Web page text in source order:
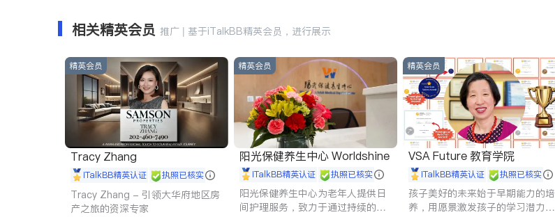
相关精英会员 推广 | 基于iTalkBB精英会员，进行展示
精英会员
Tracy Zhang
iTalkBB精英认证 执照已核实
Tracy Zhang - 引领大华府地区房
产之旅的资深专家
精英会员
阳光保健养生中心 Worldshine
iTalkBB精英认证 执照已核实
阳光保健养生中心为老年人提供日
间护理服务，致力于通过持续的护
精英会员
VSA Future 教育学院
iTalkBB精英认证 执照已核实
孩子美好的未来始于早期能力的培
养，用愿景激发孩子的学习潜力和